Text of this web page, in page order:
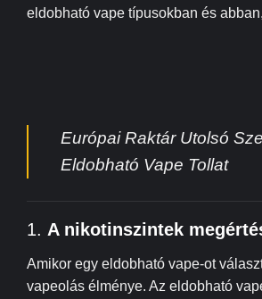
eldobható vape típusokban és
Európai Raktár Utolsó
Eldobható Vape Tollat
1. A nikotinszintek
Amikor egy eldobható vape-ot
vapeolás élménye. Az eldobható